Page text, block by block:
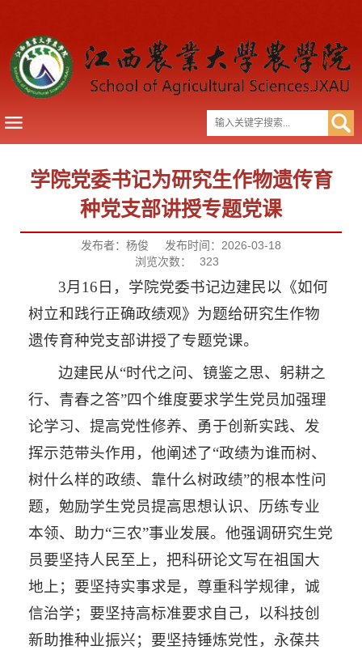
学院党委书记为研究生作物遗传育
种党支部讲授专题党课
发布者：杨俊
发布时间：2026-03-18
浏览次数：
323
3月16日，学院党委书记边建民以《如何
树立和践行正确政绩观》为题给研究生作物
遗传育种党支部讲授了专题党课。
边建民从“时代之问、镜鉴之思、躬耕之
行、青春之答”四个维度要求学生党员加强理
论学习、提高党性修养、勇于创新实践、发
挥示范带头作用，他阐述了“政绩为谁而树、
树什么样的政绩、靠什么树政绩”的根本性问
题，勉励学生党员提高思想认识、历练专业
本领、助力“三农”事业发展。他强调研究生党
员要坚持人民至上，把科研论文写在祖国大
地上；要坚持实事求是，尊重科学规律，诚
信治学；要坚持高标准要求自己，以科技创
新助推种业振兴；要坚持锤炼党性，永葆共